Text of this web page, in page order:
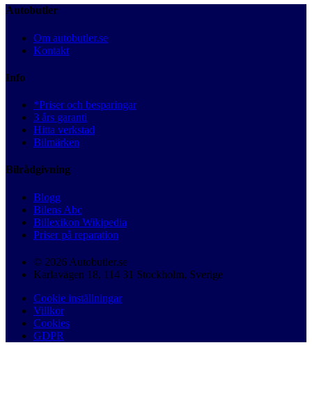
Autobutler
Om autobutler.se
Kontakt
Info
*Priser och besparingar
3 års garanti
Hitta verkstad
Bilmärken
Bilrådgivning
Blogg
Bilens Abc
Billexikon Wikipedia
Priser på reparation
© 2026 Autobutler.se
Karlavägen 18, 114 31 Stockholm, Sverige
Cookie inställningar
Villkor
Cookies
GDPR